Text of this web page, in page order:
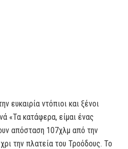
ευκαιρία ντόπιοι και ξένοι
«Τα κατάφερα, είμαι ένας
απόσταση 107χλμ από την
την πλατεία του Τροόδους. Το